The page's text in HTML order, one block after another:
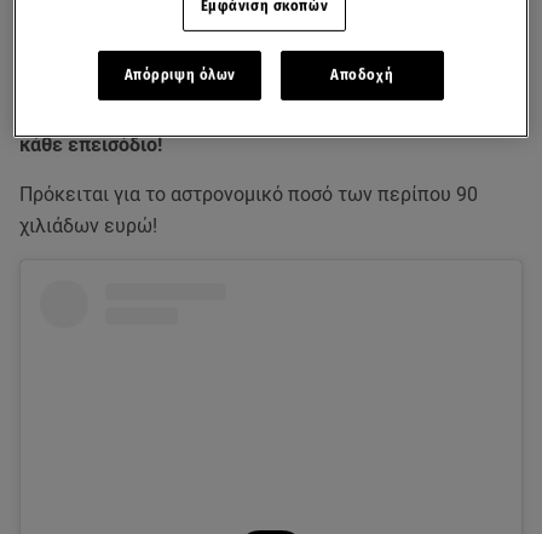
Ο γιος των David και Victoria, Brooklyn Beckham
ξεκίνησε τη δική του εκπομπή μαγειρικής -χωρίς καν να
κάθε επεισόδιο!
Πρόκειται για το αστρονομικό ποσό των περίπου 90
χιλιάδων ευρώ!
Εμφάνιση σκοπών
Απόρριψη όλων Αποδοχή